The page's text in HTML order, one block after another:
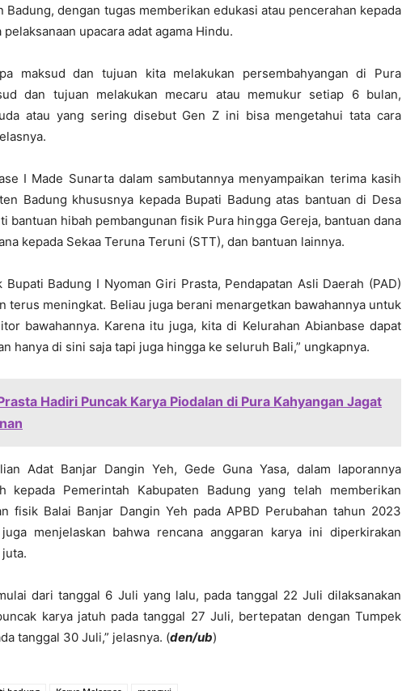
Badung, dengan tugas memberikan edukasi atau pencerahan kepada
upacara adat agama Hindu.
maksud dan tujuan kita melakukan persembahyangan di Pura
dan tujuan melakukan mecaru atau memukur setiap 6 bulan,
atau yang sering disebut Gen Z ini bisa mengetahui tata cara
I Made Sunarta dalam sambutannya menyampaikan terima kasih
Badung khususnya kepada Bupati Badung atas bantuan di Desa
bantuan hibah pembangunan fisik Pura hingga Gereja, bantuan dana
kepada Sekaa Teruna Teruni (STT), dan bantuan lainnya.
Bupati Badung I Nyoman Giri Prasta, Pendapatan Asli Daerah (PAD)
terus meningkat. Beliau juga berani menargetkan bawahannya untuk
bawahannya. Karena itu juga, kita di Kelurahan Abianbase dapat
hanya di sini saja tapi juga hingga ke seluruh Bali,” ungkapnya.
Hadiri Puncak Karya Piodalan di Pura Kahyangan Jagat
Adat Banjar Dangin Yeh, Gede Guna Yasa, dalam laporannya
kepada Pemerintah Kabupaten Badung yang telah memberikan
fisik Balai Banjar Dangin Yeh pada APBD Perubahan tahun 2023
menjelaskan bahwa rencana anggaran karya ini diperkirakan
dari tanggal 6 Juli yang lalu, pada tanggal 22 Juli dilaksanakan
karya jatuh pada tanggal 27 Juli, bertepatan dengan Tumpek
tanggal 30 Juli,” jelasnya. (den/ub)